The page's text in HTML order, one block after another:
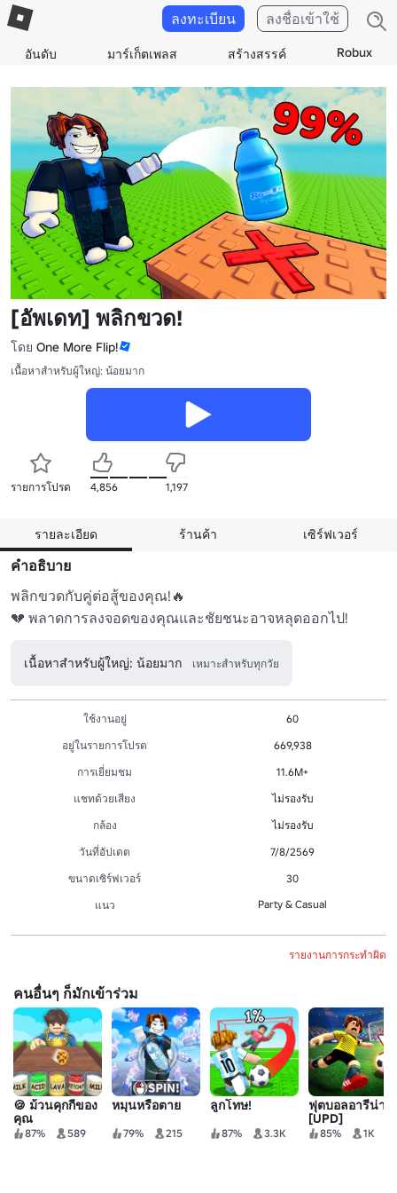
อันดับ มาร์เก็ตเพลส สร้างสรรค์ Robux
ลงทะเบียน ลงชื่อเข้าใช้
[อัพเดท] พลิกขวด!
โดย One More Flip!
เนื้อหาสำหรับผู้ใหญ่: น้อยมาก
รายการโปรด 4,856 1,197
รายละเอียด ร้านค้า เซิร์ฟเวอร์
คำอธิบาย
พลิกขวดกับคู่ต่อสู้ของคุณ!🔥
💔 พลาดการลงจอดของคุณและชัยชนะอาจหลุดออกไป!
เนื้อหาสำหรับผู้ใหญ่: น้อยมาก เหมาะสำหรับทุกวัย
ใช้งานอยู่
60
อยู่ในรายการโปรด
669,938
การเยี่ยมชม
11.6M+
แชทด้วยเสียง
ไม่รองรับ
กล้อง
ไม่รองรับ
วันที่อัปเดต
7/8/2569
ขนาดเซิร์ฟเวอร์
30
แนว
Party & Casual
รายงานการกระทำผิด
คนอื่นๆ ก็มักเข้าร่วม
🍪 ม้วนคุกกี้ของ
คุณ
87% 589
หมุนหรือตาย
79% 215
ลูกโทษ!
87% 3.3K
ฟุตบอลอารีน่า
[UPD]
85% 1K